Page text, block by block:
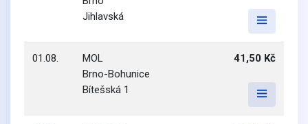
Jihlavská
01.08.
MOL
Brno-Bohunice
Bítešská 1
41,50 Kč